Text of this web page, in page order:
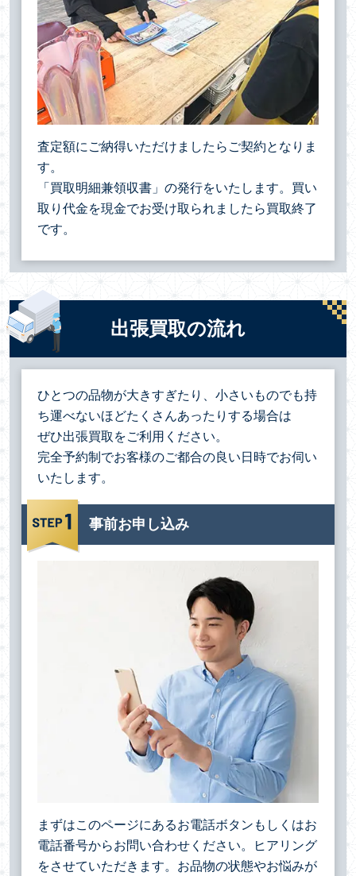
査定額にご納得いただけましたらご契約となりま
す。
「買取明細兼領収書」の発行をいたします。買い
取り代金を現金でお受け取られましたら買取終了
です。
出張買取の流れ
ひとつの品物が大きすぎたり、小さいものでも持
ち運べないほどたくさんあったりする場合は
ぜひ出張買取をご利用ください。
完全予約制でお客様のご都合の良い日時でお伺い
いたします。
事前お申し込み
まずはこのページにあるお電話ボタンもしくはお
電話番号からお問い合わせください。ヒアリング
をさせていただきます。お品物の状態やお悩みが